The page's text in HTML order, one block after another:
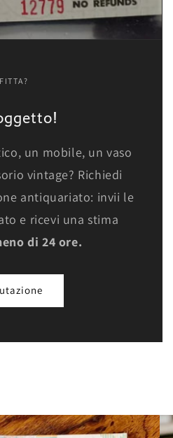
un mobile, un vaso
vintage? Richiedi
antiquariato: invii le
e ricevi una stima
di 24 ore.